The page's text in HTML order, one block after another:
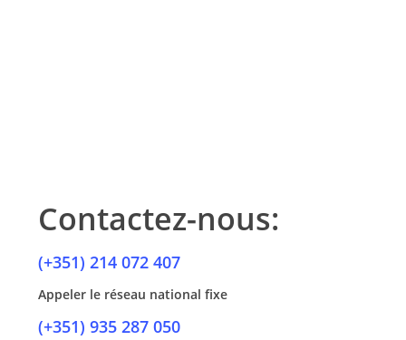
Contactez-nous:
(+351) 214 072 407
Appeler le réseau national fixe
(+351) 935 287 050